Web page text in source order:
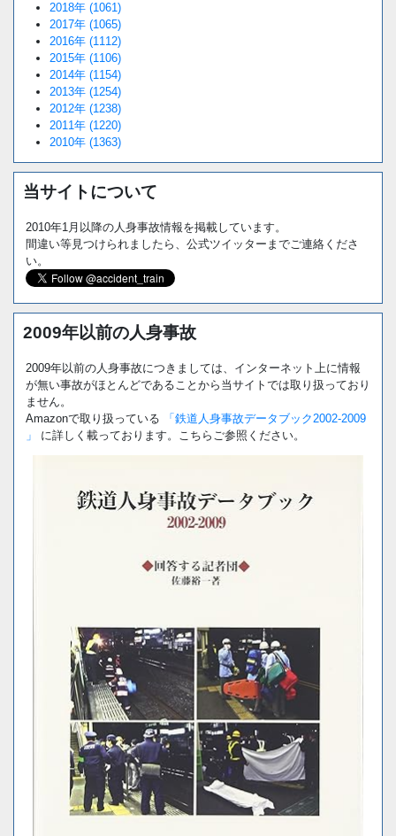
2018年 (1061)
2017年 (1065)
2016年 (1112)
2015年 (1106)
2014年 (1154)
2013年 (1254)
2012年 (1238)
2011年 (1220)
2010年 (1363)
当サイトについて
2010年1月以降の人身事故情報を掲載しています。
間違い等見つけられましたら、公式ツイッターまでご連絡くださ
い。
2009年以前の人身事故
2009年以前の人身事故につきましては、インターネット上に情報
が無い事故がほとんどであることから当サイトでは取り扱っており
ません。
Amazonで取り扱っている
「鉄道人身事故データブック2002-2009
」
に詳しく載っております。こちらご参照ください。